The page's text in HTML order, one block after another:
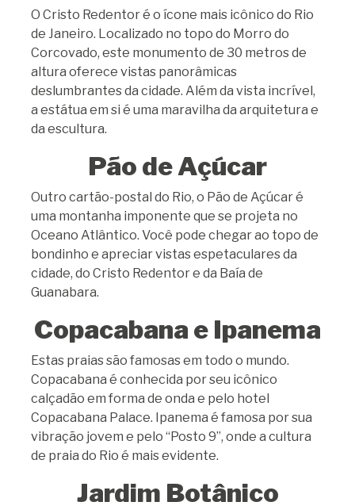
O Cristo Redentor é o ícone mais icônico do Rio
de Janeiro. Localizado no topo do Morro do
Corcovado, este monumento de 30 metros de
altura oferece vistas panorâmicas
deslumbrantes da cidade. Além da vista incrível,
a estátua em si é uma maravilha da arquitetura e
da escultura.
Pão de Açúcar
Outro cartão-postal do Rio, o Pão de Açúcar é
uma montanha imponente que se projeta no
Oceano Atlântico. Você pode chegar ao topo de
bondinho e apreciar vistas espetaculares da
cidade, do Cristo Redentor e da Baía de
Guanabara.
Copacabana e Ipanema
Estas praias são famosas em todo o mundo.
Copacabana é conhecida por seu icônico
calçadão em forma de onda e pelo hotel
Copacabana Palace. Ipanema é famosa por sua
vibração jovem e pelo “Posto 9”, onde a cultura
de praia do Rio é mais evidente.
Jardim Botânico